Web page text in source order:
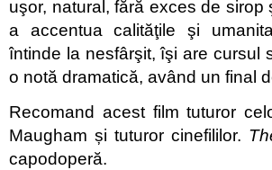
uşor, natural, fără exces de
a accentua calităţile şi
întinde la nesfârşit, îşi are cursul
o notă dramatică, având un final
Recomand acest film tuturor
Maugham și tuturor cinefililor.
capodoperă.